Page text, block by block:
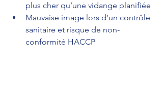
plus cher qu’une vidange planifiée
Mauvaise image lors d’un contrôle
sanitaire et risque de non-
conformité HACCP